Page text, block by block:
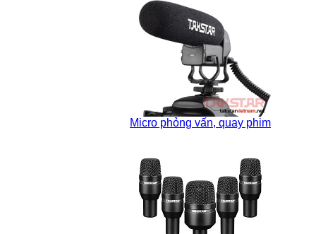
Micro phỏng vấn, quay phim